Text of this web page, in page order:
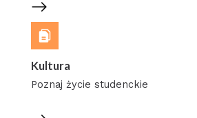
Kultura
Poznaj życie studenckie